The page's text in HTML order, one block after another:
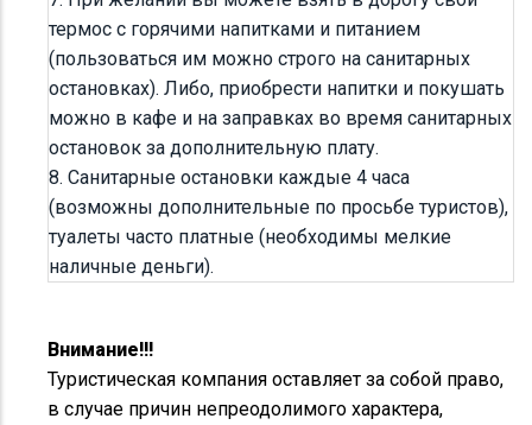
термос с горячими напитками и питанием
(пользоваться им можно строго на санитарных
остановках). Либо, приобрести напитки и покушать
можно в кафе и на заправках во время санитарных
остановок за дополнительную плату.
8. Санитарные остановки каждые 4 часа
(возможны дополнительные по просьбе туристов),
туалеты часто платные (необходимы мелкие
наличные деньги).
Внимание!!!
Туристическая компания оставляет за собой право,
в случае причин непреодолимого характера,